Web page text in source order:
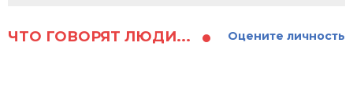
ЧТО ГОВОРЯТ ЛЮДИ... Оцените личность